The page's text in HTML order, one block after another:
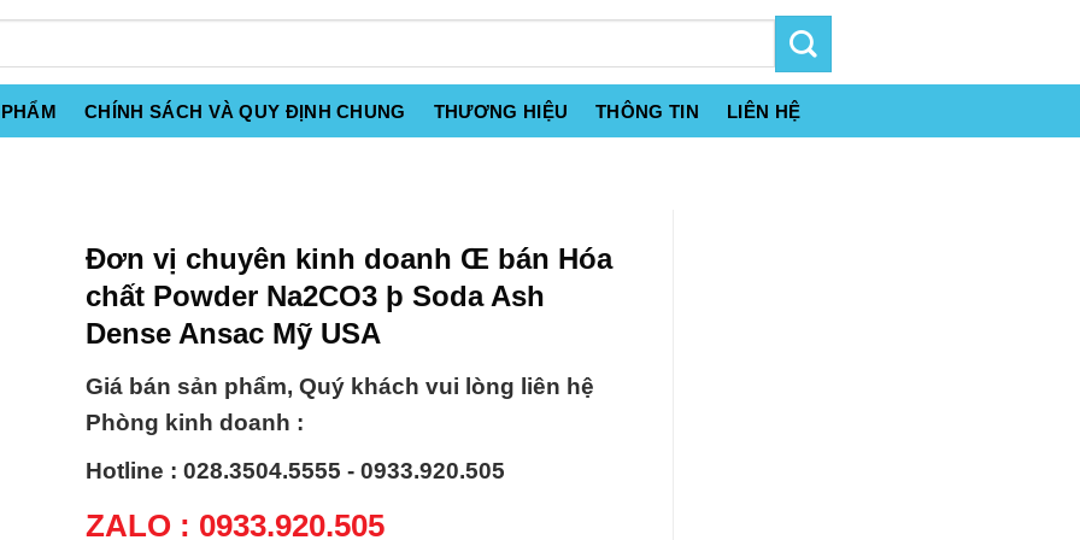
CHÍNH SÁCH VÀ QUY ĐỊNH CHUNG THƯƠNG HIỆU THÔNG TIN LIÊN HỆ
Đơn vị chuyên kinh doanh Œ bán Hóa
chất Powder Na2CO3 þ Soda Ash
Dense Ansac Mỹ USA
Giá bán sản phẩm, Quý khách vui lòng liên hệ
Phòng kinh doanh :
Hotline : 028.3504.5555 - 0933.920.505
ZALO : 0933.920.505